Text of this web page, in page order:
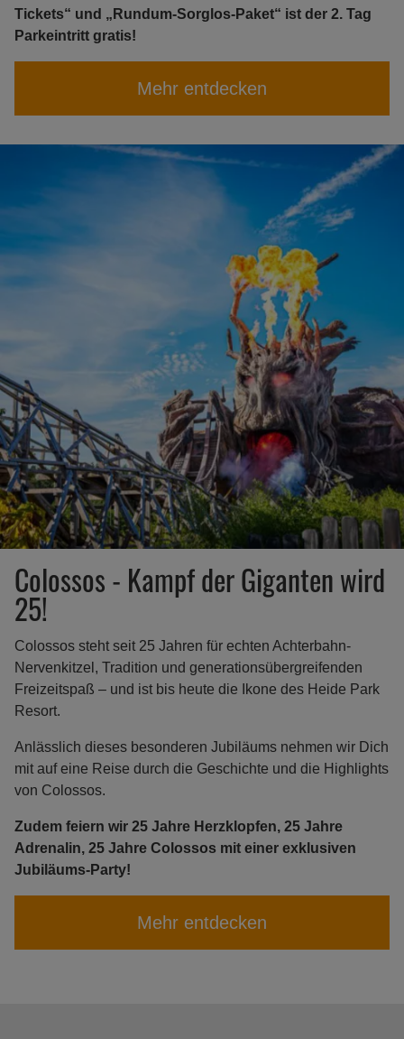
Tickets“ und „Rundum-Sorglos-Paket“ ist der 2. Tag
Parkeintritt gratis!
Mehr entdecken
Colossos - Kampf der Giganten wird
25!
Colossos steht seit 25 Jahren für echten Achterbahn-
Nervenkitzel, Tradition und generationsübergreifenden
Freizeitspaß – und ist bis heute die Ikone des Heide Park
Resort.
Anlässlich dieses besonderen Jubiläums nehmen wir Dich
mit auf eine Reise durch die Geschichte und die Highlights
von Colossos.
Zudem feiern wir 25 Jahre Herzklopfen, 25 Jahre
Adrenalin, 25 Jahre Colossos mit einer exklusiven
Jubiläums-Party!
Mehr entdecken